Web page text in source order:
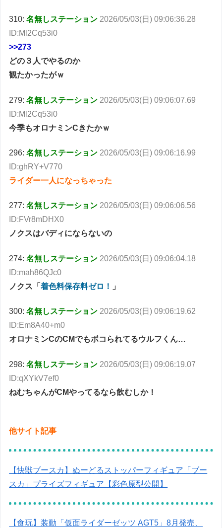
310:名無しステーション 2026/05/03(日) 09:06:36.28
ID:Ml2Cq53i0
>>273
どの３人でやるのか
観たかったがｗ
279:名無しステーション 2026/05/03(日) 09:06:07.69
ID:Ml2Cq53i0
今季もオロナミンCきたかｗ
296:名無しステーション 2026/05/03(日) 09:06:16.99
ID:ghRY+V770
ライダー一人になっちゃった
277:名無しステーション 2026/05/03(日) 09:06:06.56
ID:FVr8mDHX0
ノクスはバディにならないの
274:名無しステーション 2026/05/03(日) 09:06:04.18
ID:mah86QJc0
ノクス「着色料保存料ゼロ！ 」
300:名無しステーション 2026/05/03(日) 09:06:19.62
ID:Em8A40+m0
オロナミンCのCMでもボコられてるウルフくん…
298:名無しステーション 2026/05/03(日) 09:06:19.07
ID:qXYkV7ef0
ねむちゃんがCMやってるなら飲むしか！
他サイト記事
【快獣ブースカ】ぬーどるストッパーフィギュア「ブー
スカ」プライズフィギュア【彩色原型公開】
【食玩】装動「仮面ライダーゼッツ AGT5」8月発売、